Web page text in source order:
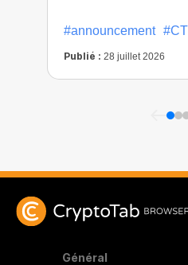
#announcement
Publié : 28 juillet 2026
Général